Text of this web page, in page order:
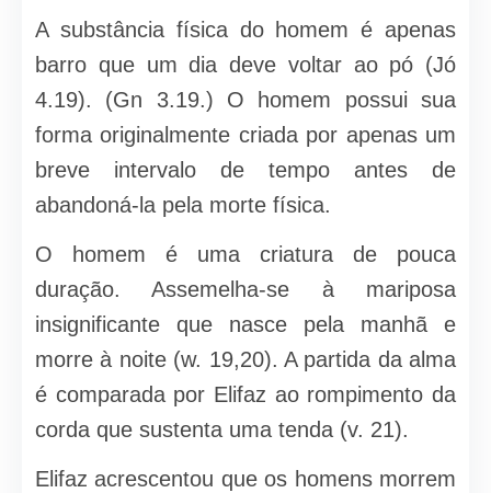
A substância física do homem é apenas
barro que um dia deve voltar ao pó (Jó
4.19). (Gn 3.19.) O homem possui sua
forma originalmente criada por apenas um
breve intervalo de tempo antes de
abandoná-la pela morte física.
O homem é uma criatura de pouca
duração. Assemelha-se à mariposa
insignificante que nasce pela manhã e
morre à noite (w. 19,20). A partida da alma
é comparada por Elifaz ao rompimento da
corda que sustenta uma tenda (v. 21).
Elifaz acrescentou que os homens morrem